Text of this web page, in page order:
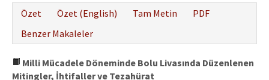
Özet
Özet (English) Tam Metin
PDF
Benzer Makaleler
Milli Mücadele Döneminde Bolu Livasında Düzenlenen
Mitingler, İhtifaller ve Tezahürat